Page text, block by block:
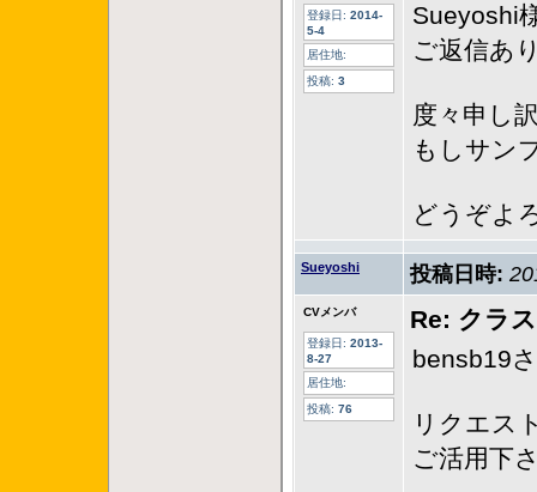
登録日: 2014-
5-4
居住地:
投稿: 3
Sueyoshi
ご返信あ
度々申し
もしサン
どうぞよ
Sueyoshi 投稿日時:
CVメンバ
登録日: 2013-
8-27
居住地:
投稿: 76
Re: クラ
bensb19
リクエス
ご活用下